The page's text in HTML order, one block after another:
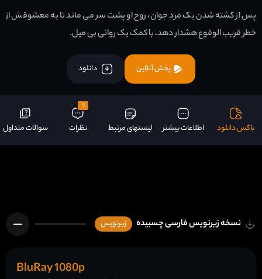
پس از کشته شدن یک مرد جوان، روح او پشت سر می ماند تا به معشوقش از
خطر قریب الوقوع هشدار دهد، با کمک یک روانی بی میل.
پخش آنلاین دانلود
باکس دانلود اطلاعات بیشتر لیستهای مرتبط
5
نظرات سوالات متداول
نسخه زیرنویس فارسی چسبیده زیرنویس
BluRay 1080p